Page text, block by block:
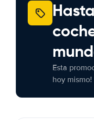
Esta
hoy mismo!